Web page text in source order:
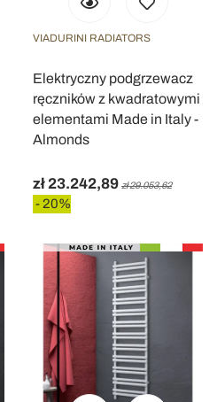
VIADURINI RADIATORS
Elektryczny podgrzewacz
ręczników z kwadratowymi
elementami Made in Italy -
Almonds
zł 23.242,89 zł 29.053,62
- 20%